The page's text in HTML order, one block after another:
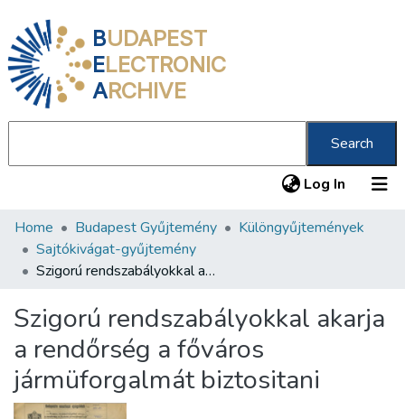
BUDAPEST
ELECTRONIC
ARCHIVE
Search
Log In (current)
Communities & Collections
All of DSpace
About us
Home Budapest Gyűjtemény
Különgyűjtemények
Sajtókivágat-gyűjtemény
Szigorú rendszabályokkal akarja a rendőrség a főváros jármüforgalmát biztositani
Szigorú rendszabályokkal akarja
a rendőrség a főváros
jármüforgalmát biztositani